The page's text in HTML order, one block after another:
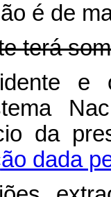
é de
terá
e o
da
dada